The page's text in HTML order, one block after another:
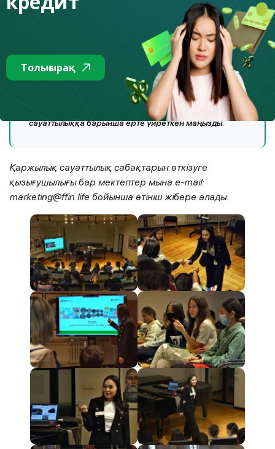
Халықтың қаржылық сауаттылығының деңгейін
көтереу – ел дамуындағы маңызды мәселе.
Азаматтардың бұл саладан хабардар болуының
жоғары деңгейі халықтың өмір сүру деңгейінің
көтерілуіне, нарықтағы жеке инвесторлар санының
артуына ықпал етеді, ал бұл бәсекелестікке және
жаңа инвестициялық өнімдердің пайда болуына әсер
ететіні сөзсіз. Сондықтан балаларды қаржылық
сауаттылыққа барынша ерте үйреткен маңызды.
Қаржылық сауаттылық сабақтарын өткізуге
қызығушылығы бар мектептер мына e-mail:
marketing@ffin.life бойынша өтініш жібере алады.
Толығырақ